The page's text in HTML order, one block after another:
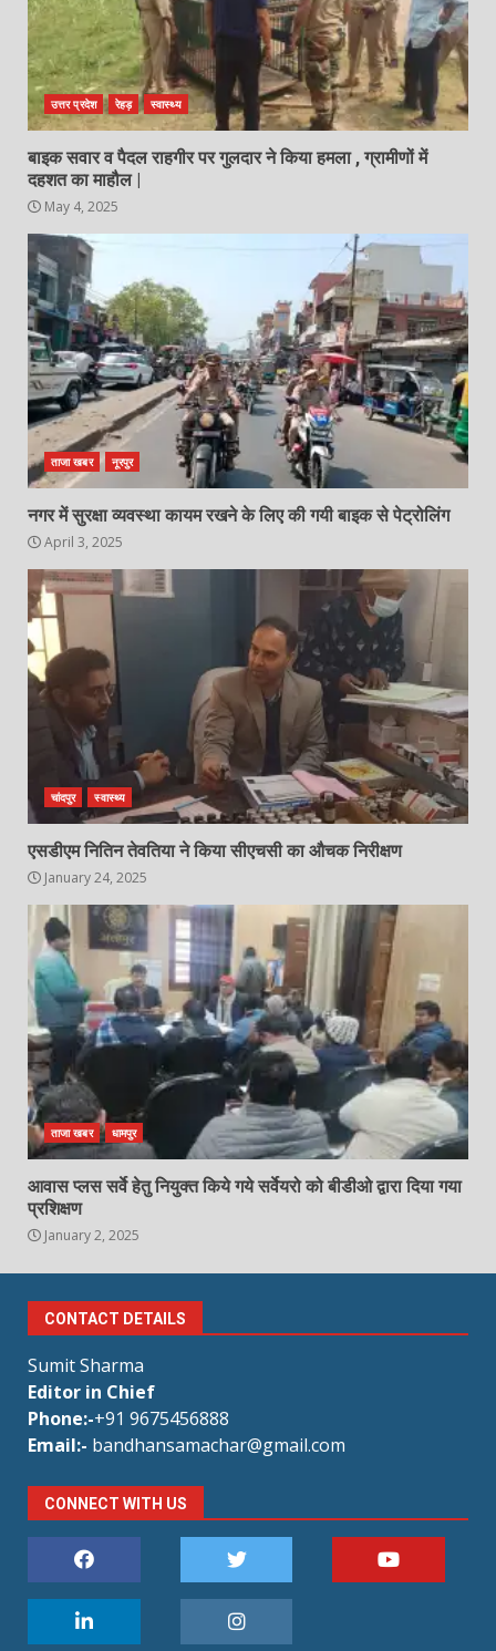
उत्तर प्रदेश रेहड़ स्वास्थ्य
बाइक सवार व पैदल राहगीर पर गुलदार ने किया हमला , ग्रामीणों में
दहशत का माहौल |
May 4, 2025
ताजा खबर नूरपुर
नगर में सुरक्षा व्यवस्था कायम रखने के लिए की गयी बाइक से पेट्रोलिंग
April 3, 2025
चांदपुर स्वास्थ्य
एसडीएम नितिन तेवतिया ने किया सीएचसी का औचक निरीक्षण
January 24, 2025
ताजा खबर धामपुर
आवास प्लस सर्वे हेतु नियुक्त किये गये सर्वेयरो को बीडीओ द्वारा दिया गया
प्रशिक्षण
January 2, 2025
CONTACT DETAILS
Sumit Sharma
Editor in Chief
Phone:-+91 9675456888
Email:- bandhansamachar@gmail.com
CONNECT WITH US